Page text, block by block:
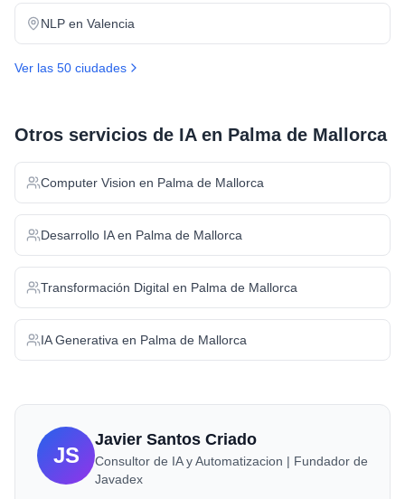
NLP en Valencia
Ver las 50 ciudades
Otros servicios de IA en Palma de Mallorca
Computer Vision en Palma de Mallorca
Desarrollo IAen Palma de Mallorca
Transformación Digital en Palma de Mallorca
IA Generativa en Palma de Mallorca
JS
Javier Santos Criado
Consultor de IA y Automatizacion | Fundador de
Javadex